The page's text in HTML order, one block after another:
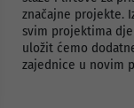
značajne projekte.
svim projektima
uložit ćemo
zajednice u novim